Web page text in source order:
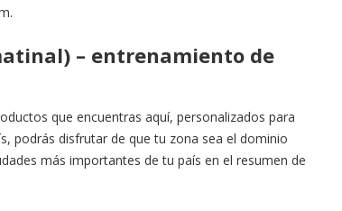
– entrenamiento de
que encuentras aquí, personalizados para
podrás disfrutar de que tu zona sea el dominio
más importantes de tu país en el resumen de